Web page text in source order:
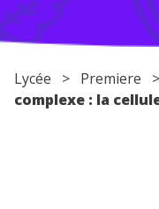
Conseils pour les
Lycée > Premiere
complexe : la